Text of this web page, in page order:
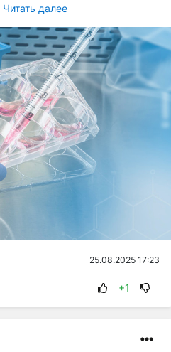
Читать далее
25.08.2025 17:23
+1